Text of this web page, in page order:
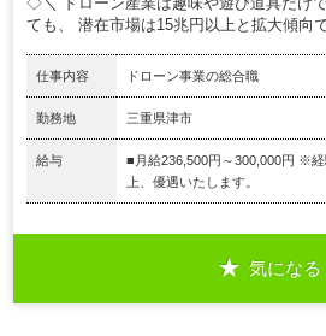
ても、 潜在市場は15兆円以上と拡大傾向
仕事内容 ドローン事業の総合職
勤務地 三重県津市
給与
■月給236,500円～300,000円 ※
上、優遇いたします。
気になる